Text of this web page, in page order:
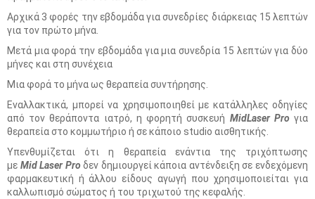
Αρχικά 3 φορές την εβδομάδα για συνεδρίες διάρκειας 15 λεπτών
για τον πρώτο μήνα.
Μετά μια φορά την εβδομάδα για μια συνεδρία 15 λεπτών για δύο
μήνες και στη συνέχεια
Μια φορά το μήνα ως θεραπεία συντήρησης.
Εναλλακτικά, μπορεί να χρησιμοποιηθεί με κατάλληλες οδηγίες
από τον θεράποντα ιατρό, η φορητή συσκευή MidLaser Proγια
θεραπεία στο κομμωτήριο ή σε κάποιο studio αισθητικής.
Υπενθυμίζεται ότι η θεραπεία ενάντια της τριχόπτωσης
με Mid Laser Proδεν δημιουργεί κάποια αντένδειξη σε ενδεχόμενη
φαρμακευτική ή άλλου είδους αγωγή που χρησιμοποιείται για
καλλωπισμό σώματος ή του τριχωτού της κεφαλής.